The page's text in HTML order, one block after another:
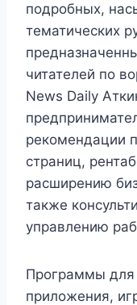
подробных,
тематических
читателей по
News Daily
рекомендации
страниц,
расширению
также
управлению
Программы
приложения,